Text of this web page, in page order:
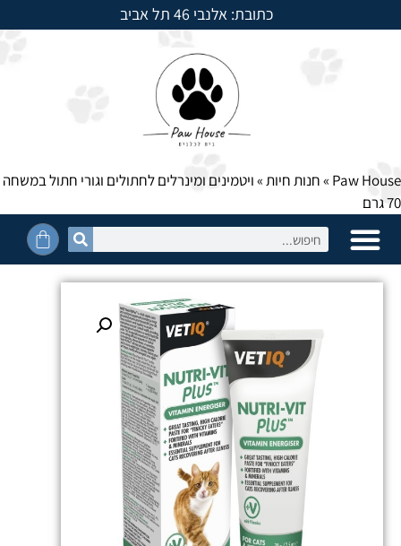
כתובת: אלנבי 46 תל אביב
למשלוחים חייגו: 054-5950525
Paw House
»חנות חיות»ויטמינים ומינרלים לחתולים וגורי חתול במשחה
70 גרם